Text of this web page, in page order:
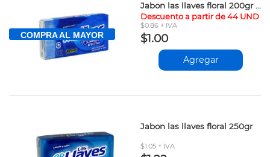
COMPRA AL MAYOR
Jabon las llaves floral 200gr vpv
Descuento a partir de 44 UND
$0.86 + IVA
$1.00
Agregar
Jabon las llaves floral 250gr
$1.05 + IVA